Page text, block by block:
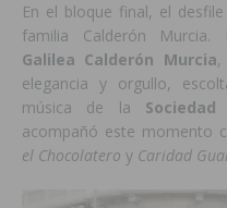
En el bloque final, el
familia Calderón Murcia.
Galilea Calderón Murcia,
elegancia y orgullo,
música de la
acompañó este momento
el Chocolatero y Caridad